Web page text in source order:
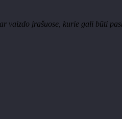
įrašuose, kurie gali būti